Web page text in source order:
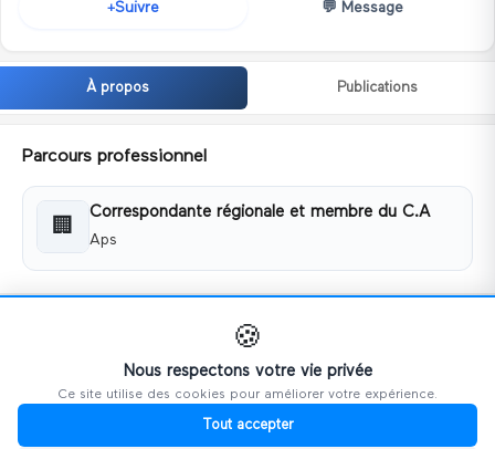
+Suivre 💬 Message
À propos Publications
Parcours professionnel
🏢
Correspondante régionale et membre du C.A
Aps
lea.pellecuer@hotmail.fr
📱 +330644795511
🍪
Nous respectons votre vie privée
Ce site utilise des cookies pour améliorer votre expérience.
Tout accepter